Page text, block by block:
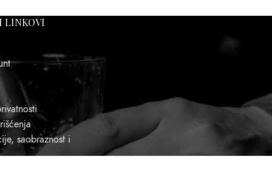
LINKOVI
saobraznost i